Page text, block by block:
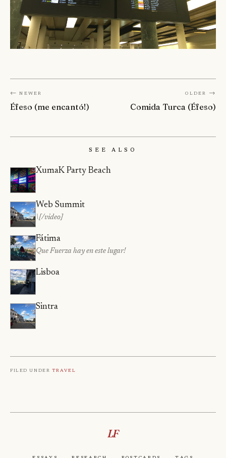
← Newer
Éfeso (me encantó!)
Older →
Comida Turca (Éfeso)
See Also
XumaK Party Beach
Web Summit
\[/video]
Fátima
Que Fuerza hay en este lugar!
Lisboa
Sintra
Filed under Travel
LF